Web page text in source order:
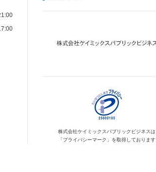
株式会社ケイミックス パブリックビジネスは
「プライバシーマーク」を取得しております